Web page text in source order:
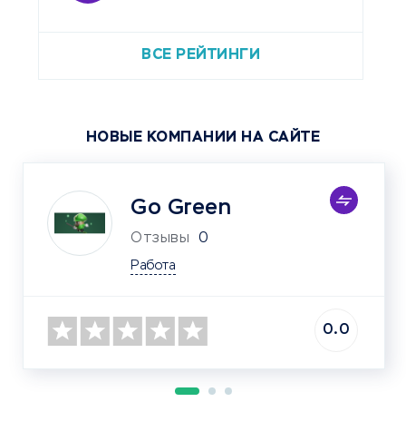
ВСЕ РЕЙТИНГИ
НОВЫЕ КОМПАНИИ НА САЙТЕ
Go Green
Отзывы 0
Работа
0.0